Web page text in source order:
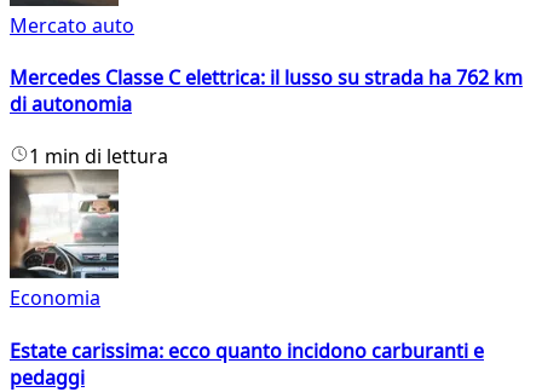
Mercato auto
Mercedes Classe C elettrica: il lusso su strada ha 762 km
di autonomia
1 min di lettura
Economia
Estate carissima: ecco quanto incidono carburanti e
pedaggi